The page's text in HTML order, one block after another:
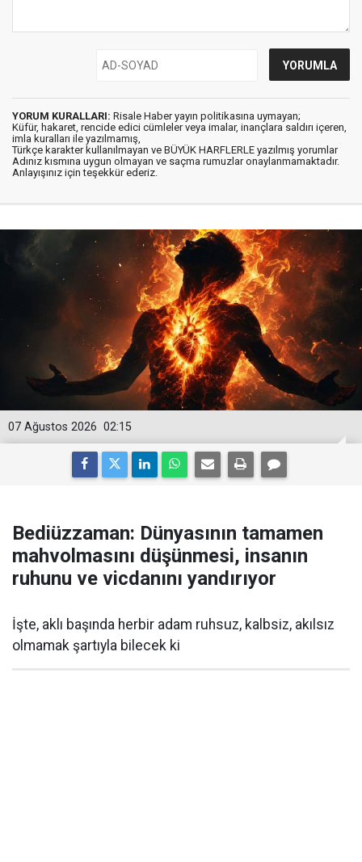
YORUM KURALLARI: Risale Haber yayın politikasına uymayan;
Küfür, hakaret, rencide edici cümleler veya imalar, inançlara saldırı içeren,
imla kuralları ile yazılmamış,
Türkçe karakter kullanılmayan ve BÜYÜK HARFLERLE yazılmış yorumlar
Adınız kısmına uygun olmayan ve saçma rumuzlar onaylanmamaktadır.
Anlayışınız için teşekkür ederiz.
02:15
07 Ağustos 2026
Bediüzzaman: Dünyasının tamamen
mahvolmasını düşünmesi, insanın
ruhunu ve vicdanını yandırıyor
İşte, aklı başında herbir adam ruhsuz, kalbsiz, akılsız
olmamak şartıyla bilecek ki